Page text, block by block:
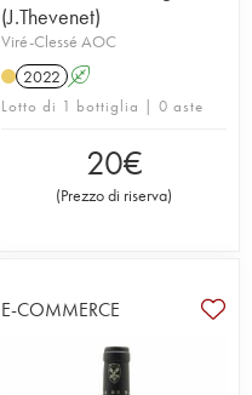
(J.Thevenet)
Viré-Clessé AOC
2022 A
Lotto di 1 bottiglia | 0 aste
20€
(Prezzo di riserva)
E-COMMERCE